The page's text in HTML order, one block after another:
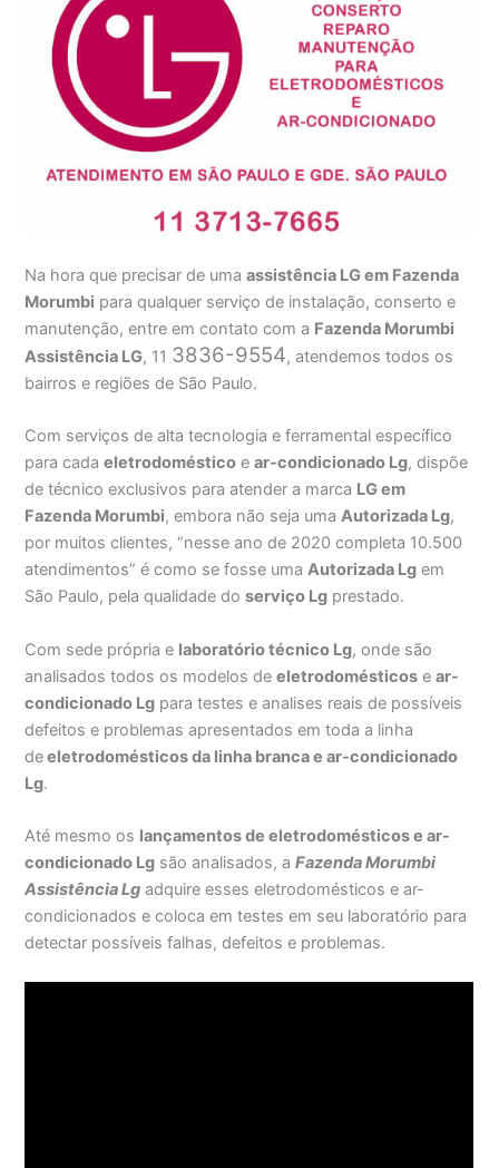
Na hora que precisar de umaassistência LG em Fazenda
Morumbi para qualquer serviço de instalação, conserto e
manutenção, entre em contato com a Fazenda Morumbi
Assistência LG, 11 3836-9554, atendemos todos os
bairros e regiões de São Paulo.
Com serviços de alta tecnologia e ferramental específico
para cadaeletrodoméstico ear-condicionado Lg, dispõe
de técnico exclusivos para atender a marca LG em
Fazenda Morumbi, embora não seja umaAutorizada Lg,
por muitos clientes, “nesse ano de 2020 completa 10.500
atendimentos” é como se fosse umaAutorizada Lg em
São Paulo, pela qualidade doserviço Lg prestado.
Com sede própria e laboratório técnico Lg, onde são
analisados todos os modelos deeletrodomésticos ear-
condicionado Lg para testes e analises reais de possíveis
defeitos e problemas apresentados em toda a linha
deeletrodomésticos da linha branca e ar-condicionado
Lg.
Até mesmo os lançamentos de eletrodomésticos e ar-
condicionado Lg são analisados, aFazenda Morumbi
Assistência Lg adquire esses eletrodomésticos e ar-
condicionados e coloca em testes em seu laboratório para
detectar possíveis falhas, defeitos e problemas.